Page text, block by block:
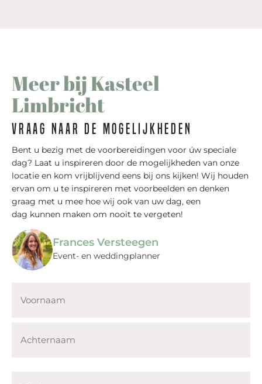
Meer bij Kasteel
Limbricht
Vraag naar de mogelijkheden
Bent u bezig met de voorbereidingen voor úw speciale
dag? Laat u inspireren door de mogelijkheden van onze
locatie en kom vrijblijvend eens bij ons kijken! Wij houden
ervan om u te inspireren met voorbeelden en denken
graag met u mee hoe wij ook van uw dag, een
dag kunnen maken om nooit te vergeten!
Frances Versteegen
Event- en weddingplanner